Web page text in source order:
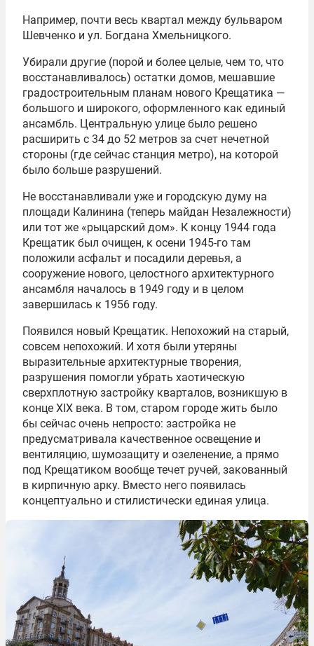
Например, почти весь квартал между бульваром
Шевченко и ул. Богдана Хмельницкого.
Убирали другие (порой и более целые, чем то, что
восстанавливалось) остатки домов, мешавшие
градостроительным планам нового Крещатика —
большого и широкого, оформленного как единый
ансамбль. Центральную улице было решено
расширить с 34 до 52 метров за счет нечетной
стороны (где сейчас станция метро), на которой
было больше разрушений.
Не восстанавливали уже и городскую думу на
площади Калинина (теперь майдан Незалежности)
или тот же «рыцарский дом». К концу 1944 года
Крещатик был очищен, к осени 1945-го там
положили асфальт и посадили деревья, а
сооружение нового, целостного архитектурного
ансамбля началось в 1949 году и в целом
завершилась к 1956 году.
Появился новый Крещатик. Непохожий на старый,
совсем непохожий. И хотя были утеряны
выразительные архитектурные творения,
разрушения помогли убрать хаотическую
сверхплотную застройку кварталов, возникшую в
конце ХIX века. В том, старом городе жить было
бы сейчас очень непросто: застройка не
предусматривала качественное освещение и
вентиляцию, шумозащиту и озеленение, а прямо
под Крещатиком вообще течет ручей, закованный
в кирпичную арку. Вместо него появилась
концептуально и стилистически единая улица.